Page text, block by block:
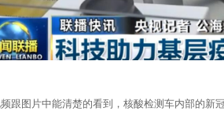
片中能清楚的看到，核酸检测车内部的新冠